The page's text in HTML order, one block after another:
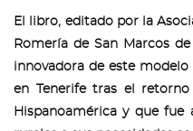
El libro, editado por la
Romería de San Marcos
innovadora de este
en Tenerife tras el
Hispanoamérica y que